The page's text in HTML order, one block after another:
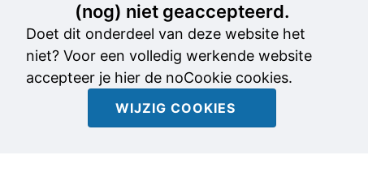
(nog) niet geaccepteerd.
Doet dit onderdeel van deze website het
niet? Voor een volledig werkende website
accepteer je hier de noCookie cookies.
WIJZIG COOKIES